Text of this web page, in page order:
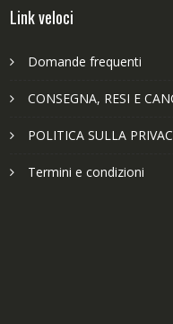
Link veloci
Domande frequenti
CONSEGNA, RESI E
POLITICA SULLA
Termini e condizioni